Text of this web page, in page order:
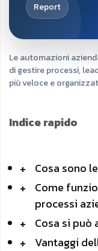
Report
Le automazioni
di gestire processi,
più veloce e
Indice rapido
Cosa sono
Come
processi
Cosa si può
Vantaggi